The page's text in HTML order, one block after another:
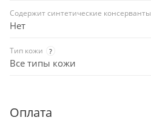
Содержит синтетические консерванты
Нет
Тип кожи ?
Все типы кожи
Оплата